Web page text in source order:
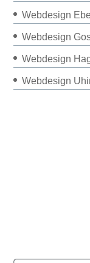
Webdesign
Webdesign
Webdesign
Webdesign